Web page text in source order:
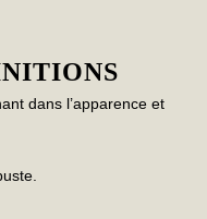
dans l’apparence et